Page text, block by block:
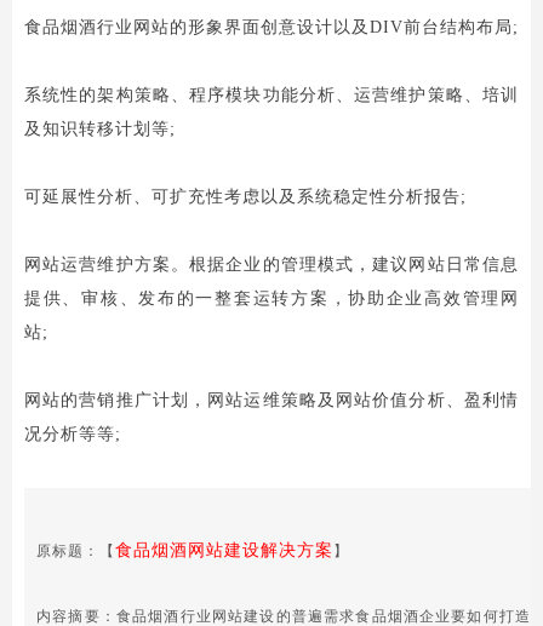
食品烟酒行业网站的形象界面创意设计以及DIV前台结构布局;
系统性的架构策略、程序模块功能分析、运营维护策略、培训
及知识转移计划等;
可延展性分析、可扩充性考虑以及系统稳定性分析报告;
网站运营维护方案。根据企业的管理模式，建议网站日常信息
提供、审核、发布的一整套运转方案，协助企业高效管理网
站;
网站的营销推广计划，网站运维策略及网站价值分析、盈利情
况分析等等;
原标题：【 食品烟酒网站建设解决方案 】
内容摘要：食品烟酒行业网站建设的普遍需求食品烟酒企业要如何打造